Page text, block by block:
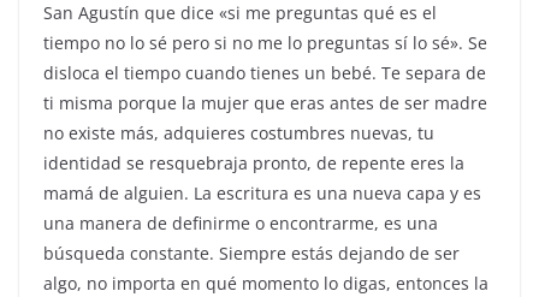
San Agustín que dice «si me preguntas qué es el
tiempo no lo sé pero si no me lo preguntas sí lo sé». Se
disloca el tiempo cuando tienes un bebé. Te separa de
ti misma porque la mujer que eras antes de ser madre
no existe más, adquieres costumbres nuevas, tu
identidad se resquebraja pronto, de repente eres la
mamá de alguien. La escritura es una nueva capa y es
una manera de definirme o encontrarme, es una
búsqueda constante. Siempre estás dejando de ser
algo, no importa en qué momento lo digas, entonces la